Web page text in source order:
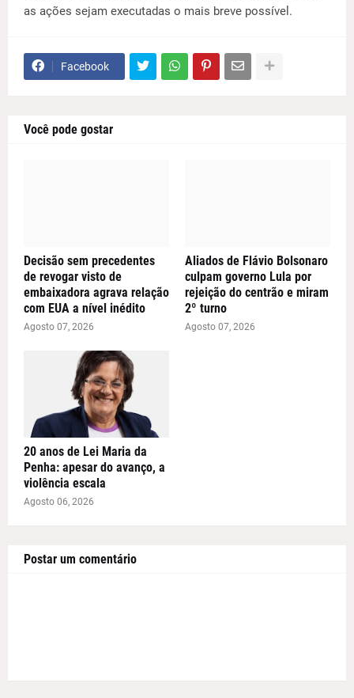
as ações sejam executadas o mais breve possível.
Facebook
Você pode gostar
Decisão sem precedentes
de revogar visto de
embaixadora agrava relação
com EUA a nível inédito
Agosto 07, 2026
Aliados de Flávio Bolsonaro
culpam governo Lula por
rejeição do centrão e miram
2º turno
Agosto 07, 2026
20 anos de Lei Maria da
Penha: apesar do avanço, a
violência escala
Agosto 06, 2026
Postar um comentário